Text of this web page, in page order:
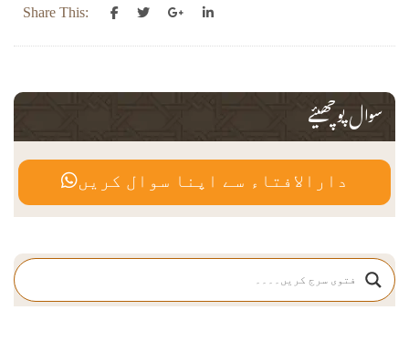
Share This:
سوال پوچھیئے
دارالافتاء سے اپنا سوال کریں